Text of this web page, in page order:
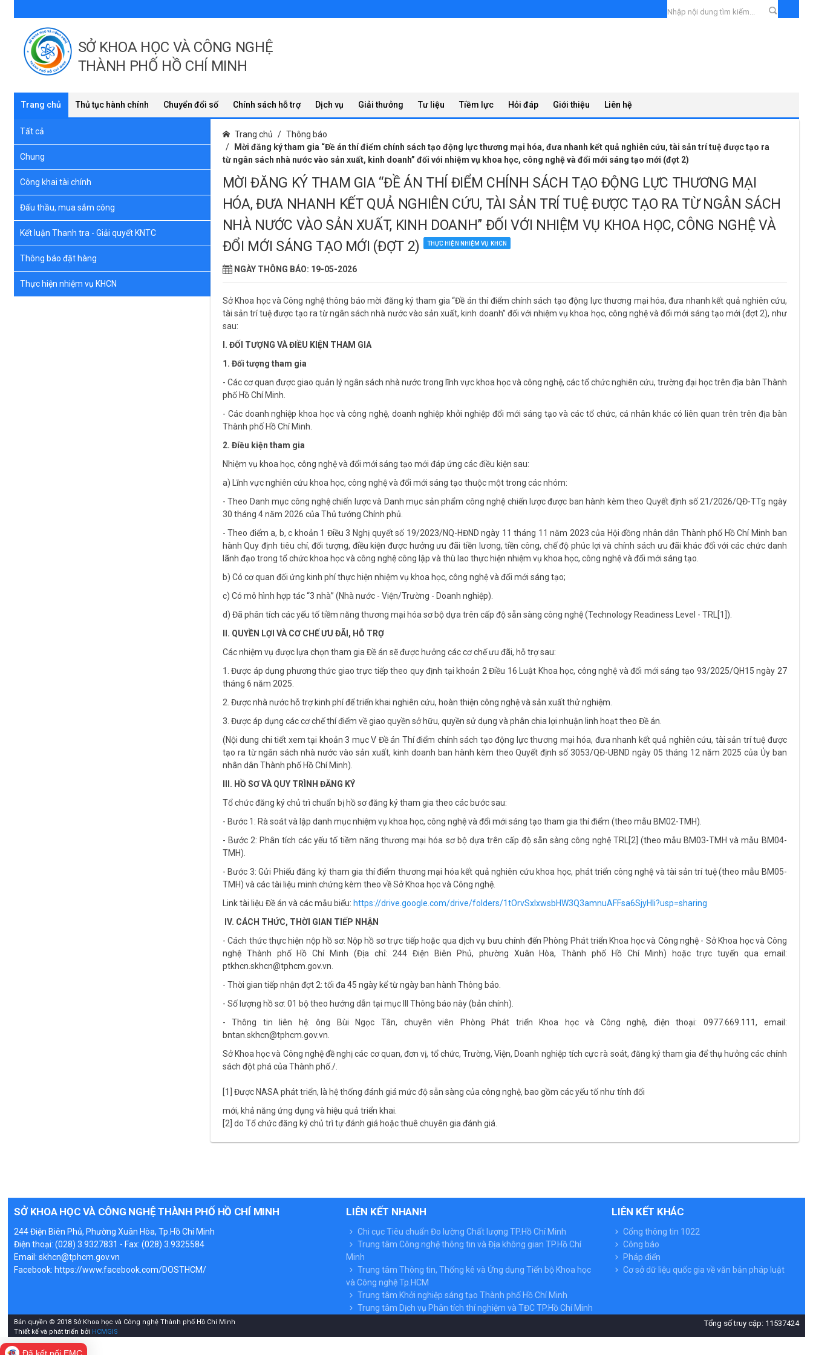
SỞ KHOA HỌC VÀ CÔNG NGHỆ
THÀNH PHỐ HỒ CHÍ MINH
Trang chủ Thủ tục hành chính Chuyển đổi số Chính sách hỗ trợ Dịch vụ Giải thưởng Tư liệu Tiềm lực Hỏi đáp Giới thiệu Liên hệ
Tất cả
Chung
Công khai tài chính
Đấu thầu, mua sắm công
Kết luận Thanh tra - Giải quyết KNTC
Thông báo đặt hàng
Thực hiện nhiệm vụ KHCN
Trang chủ
Thông báo
Mời đăng ký tham gia “Đề án thí điểm chính sách tạo động lực thương mại hóa, đưa nhanh kết quả nghiên cứu, tài sản trí tuệ được tạo ra
từ ngân sách nhà nước vào sản xuất, kinh doanh” đối với nhiệm vụ khoa học, công nghệ và đổi mới sáng tạo mới (đợt 2)
MỜI ĐĂNG KÝ THAM GIA “ĐỀ ÁN THÍ ĐIỂM CHÍNH SÁCH TẠO ĐỘNG LỰC THƯƠNG MẠI
HÓA, ĐƯA NHANH KẾT QUẢ NGHIÊN CỨU, TÀI SẢN TRÍ TUỆ ĐƯỢC TẠO RA TỪ NGÂN SÁCH
NHÀ NƯỚC VÀO SẢN XUẤT, KINH DOANH” ĐỐI VỚI NHIỆM VỤ KHOA HỌC, CÔNG NGHỆ VÀ
ĐỔI MỚI SÁNG TẠO MỚI (ĐỢT 2)
THỰC HIỆN NHIỆM VỤ KHCN
NGÀY THÔNG BÁO: 19-05-2026
Sở Khoa học và Công nghệ thông báo mời đăng ký tham gia “Đề án thí điểm chính sách tạo động lực thương mại hóa, đưa nhanh kết quả nghiên cứu,
tài sản trí tuệ được tạo ra từ ngân sách nhà nước vào sản xuất, kinh doanh” đối với nhiệm vụ khoa học, công nghệ và đổi mới sáng tạo mới (đợt 2), như
sau:
I. ĐỐI TƯỢNG VÀ ĐIỀU KIỆN THAM GIA
1. Đối tượng tham gia
- Các cơ quan được giao quản lý ngân sách nhà nước trong lĩnh vực khoa học và công nghệ, các tổ chức nghiên cứu, trường đại học trên địa bàn Thành
phố Hồ Chí Minh.
- Các doanh nghiệp khoa học và công nghệ, doanh nghiệp khởi nghiệp đổi mới sáng tạo và các tổ chức, cá nhân khác có liên quan trên trên địa bàn
Thành phố Hồ Chí Minh.
2. Điều kiện tham gia
Nhiệm vụ khoa học, công nghệ và đổi mới sáng tạo mới đáp ứng các điều kiện sau:
a) Lĩnh vực nghiên cứu khoa học, công nghệ và đổi mới sáng tạo thuộc một trong các nhóm:
- Theo Danh mục công nghệ chiến lược và Danh mục sản phẩm công nghệ chiến lược được ban hành kèm theo Quyết định số 21/2026/QĐ-TTg ngày
30 tháng 4 năm 2026 của Thủ tướng Chính phủ.
- Theo điểm a, b, c khoản 1 Điều 3 Nghị quyết số 19/2023/NQ-HĐND ngày 11 tháng 11 năm 2023 của Hội đồng nhân dân Thành phố Hồ Chí Minh ban
hành Quy định tiêu chí, đối tượng, điều kiện được hưởng ưu đãi tiền lương, tiền công, chế độ phúc lợi và chính sách ưu đãi khác đối với các chức danh
lãnh đạo trong tổ chức khoa học và công nghệ công lập và thù lao thực hiện nhiệm vụ khoa học, công nghệ và đổi mới sáng tạo.
b) Có cơ quan đối ứng kinh phí thực hiện nhiệm vụ khoa học, công nghệ và đổi mới sáng tạo;
c) Có mô hình hợp tác “3 nhà” (Nhà nước - Viện/Trường - Doanh nghiệp).
d) Đã phân tích các yếu tố tiềm năng thương mại hóa sơ bộ dựa trên cấp độ sẵn sàng công nghệ (Technology Readiness Level - TRL[1]).
II. QUYỀN LỢI VÀ CƠ CHẾ ƯU ĐÃI, HỖ TRỢ
Các nhiệm vụ được lựa chọn tham gia Đề án sẽ được hưởng các cơ chế ưu đãi, hỗ trợ sau:
1. Được áp dụng phương thức giao trực tiếp theo quy định tại khoản 2 Điều 16 Luật Khoa học, công nghệ và đổi mới sáng tạo 93/2025/QH15 ngày 27
tháng 6 năm 2025.
2. Được nhà nước hỗ trợ kinh phí để triển khai nghiên cứu, hoàn thiện công nghệ và sản xuất thử nghiệm.
3. Được áp dụng các cơ chế thí điểm về giao quyền sở hữu, quyền sử dụng và phân chia lợi nhuận linh hoạt theo Đề án.
(Nội dung chi tiết xem tại khoản 3 mục V Đề án Thí điểm chính sách tạo động lực thương mại hóa, đưa nhanh kết quả nghiên cứu, tài sản trí tuệ được
tạo ra từ ngân sách nhà nước vào sản xuất, kinh doanh ban hành kèm theo Quyết định số 3053/QĐ-UBND ngày 05 tháng 12 năm 2025 của Ủy ban
nhân dân Thành phố Hồ Chí Minh).
III. HỒ SƠ VÀ QUY TRÌNH ĐĂNG KÝ
Tổ chức đăng ký chủ trì chuẩn bị hồ sơ đăng ký tham gia theo các bước sau:
- Bước 1: Rà soát và lập danh mục nhiệm vụ khoa học, công nghệ và đổi mới sáng tạo tham gia thí điểm (theo mẫu BM02-TMH).
- Bước 2: Phân tích các yếu tố tiềm năng thương mại hóa sơ bộ dựa trên cấp độ sẵn sàng công nghệ TRL[2] (theo mẫu BM03-TMH và mẫu BM04-
TMH).
- Bước 3: Gửi Phiếu đăng ký tham gia thí điểm thương mại hóa kết quả nghiên cứu khoa học, phát triển công nghệ và tài sản trí tuệ (theo mẫu BM05-
TMH) và các tài liệu minh chứng kèm theo về Sở Khoa học và Công nghệ.
Link tài liệu Đề án và các mẫu biểu: https://drive.google.com/drive/folders/1tOrvSxlxwsbHW3Q3amnuAFFsa6SjyHIi?usp=sharing
IV. CÁCH THỨC, THỜI GIAN TIẾP NHẬN
- Cách thức thực hiện nộp hồ sơ: Nộp hồ sơ trực tiếp hoặc qua dịch vụ bưu chính đến Phòng Phát triển Khoa học và Công nghệ - Sở Khoa học và Công
nghệ Thành phố Hồ Chí Minh (Địa chỉ: 244 Điện Biên Phủ, phường Xuân Hòa, Thành phố Hồ Chí Minh) hoặc trực tuyến qua email:
ptkhcn.skhcn@tphcm.gov.vn.
- Thời gian tiếp nhận đợt 2: tối đa 45 ngày kể từ ngày ban hành Thông báo.
- Số lượng hồ sơ: 01 bộ theo hướng dẫn tại mục III Thông báo này (bản chính).
- Thông tin liên hệ: ông Bùi Ngọc Tân, chuyên viên Phòng Phát triển Khoa học và Công nghệ, điện thoại: 0977.669.111, email:
bntan.skhcn@tphcm.gov.vn.
Sở Khoa học và Công nghệ đề nghị các cơ quan, đơn vị, tổ chức, Trường, Viện, Doanh nghiệp tích cực rà soát, đăng ký tham gia để thụ hưởng các chính
sách đột phá của Thành phố./.
[1] Được NASA phát triển, là hệ thống đánh giá mức độ sẵn sàng của công nghệ, bao gồm các yếu tố như tính đổi
mới, khả năng ứng dụng và hiệu quả triển khai.
[2] do Tổ chức đăng ký chủ trì tự đánh giá hoặc thuê chuyên gia đánh giá.
SỞ KHOA HỌC VÀ CÔNG NGHỆ THÀNH PHỐ HỒ CHÍ MINH
244 Điện Biên Phủ, Phường Xuân Hòa, Tp.Hồ Chí Minh
Điện thoại: (028) 3.9327831 - Fax: (028) 3.9325584
Email: skhcn@tphcm.gov.vn
Facebook: https://www.facebook.com/DOSTHCM/
LIÊN KẾT NHANH
Chi cục Tiêu chuẩn Đo lường Chất lượng TP.Hồ Chí Minh
Trung tâm Công nghệ thông tin và Địa không gian TP.Hồ Chí
Minh
Trung tâm Thông tin, Thống kê và Ứng dụng Tiến bộ Khoa học
và Công nghệ Tp.HCM
Trung tâm Khởi nghiệp sáng tạo Thành phố Hồ Chí Minh
Trung tâm Dịch vụ Phân tích thí nghiệm và TĐC TP.Hồ Chí Minh
LIÊN KẾT KHÁC
Cổng thông tin 1022
Công báo
Pháp điển
Cơ sở dữ liệu quốc gia về văn bản pháp luật
Bản quyền © 2018 Sở Khoa học và Công nghệ Thành phố Hồ Chí Minh
Thiết kế và phát triển bởi HCMGIS
Tổng số truy cập: 11537424